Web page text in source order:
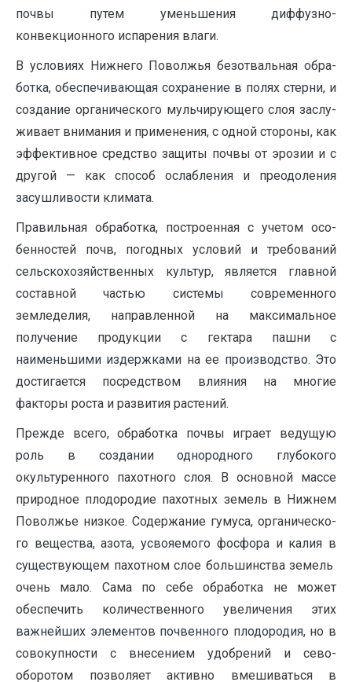
почвы путем уменьшения диффузно-
конвекционного испарения влаги.
В условиях Нижнего Поволжья безотвальная обра­
ботка, обеспечивающая сохранение в полях стерни, и
создание органического мульчирующего слоя заслу­
живает внимания и применения, с одной стороны, как
эффективное средство защиты почвы от эрозии и с
дру­гой — как способ ослабления и преодоления
засушли­вости климата.
Правильная обработка, построенная с учетом осо­
бенностей почв, погодных условий и требований
сель­скохозяйственных культур, является главной
составной частью системы современного
земледелия, направленной на максимальное
получение продук­ции с гектара пашни с
наименьшими издержками на ее производство. Это
достигается посредством влияния на многие
факторы роста и развития растений.
Прежде всего, обработка почвы играет ведущую
роль в создании однородного глубокого
окультуренного пахотного слоя. В основной массе
природное плодоро­дие пахотных земель в Нижнем
Поволжье низкое. Содержание гумуса, органическо­
го вещества, азота, усвояемого фосфора и калия в
существующем пахотном слое большинства земель
очень мало. Сама по себе обработка не может
обеспечить количественного увеличения этих
важней­ших элементов почвенного плодородия, но в
совокуп­ности с внесением удобрений и сево­
оборотом позволяет активно вмешиваться в